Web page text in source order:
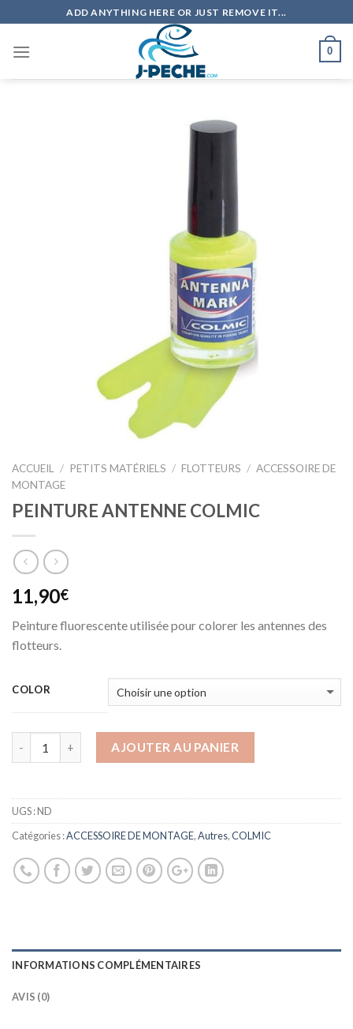
to
content
ADD ANYTHING HERE OR JUST REMOVE IT...
0
ACCUEIL / PETITS MATÉRIELS / FLOTTEURS / ACCESSOIRE DE
MONTAGE
PEINTURE ANTENNE COLMIC
11,90€
Peinture fluorescente utilisée pour colorer les antennes des
flotteurs.
COLOR
AJOUTER AU PANIER
UGS :ND
Catégories :ACCESSOIRE DE MONTAGE,Autres,COLMIC
INFORMATIONS COMPLÉMENTAIRES
AVIS (0)